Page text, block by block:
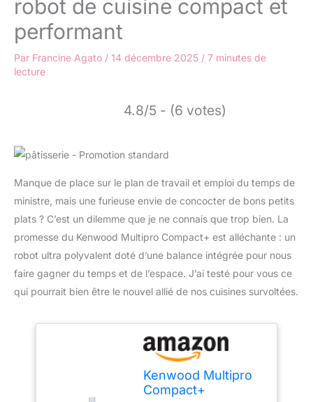
robot de cuisine compact et
performant
Par Francine Agato / 14 décembre 2025 / 7 minutes de
lecture
4.8/5 - (6 votes)
Manque de place sur le plan de travail et emploi du temps de
ministre, mais une furieuse envie de concocter de bons petits
plats ? C’est un dilemme que je ne connais que trop bien. La
promesse du Kenwood Multipro Compact+ est alléchante : un
robot ultra polyvalent doté d’une balance intégrée pour nous
faire gagner du temps et de l’espace. J’ai testé pour vous ce
qui pourrait bien être le nouvel allié de nos cuisines survoltées.
Kenwood Multipro
Compact+